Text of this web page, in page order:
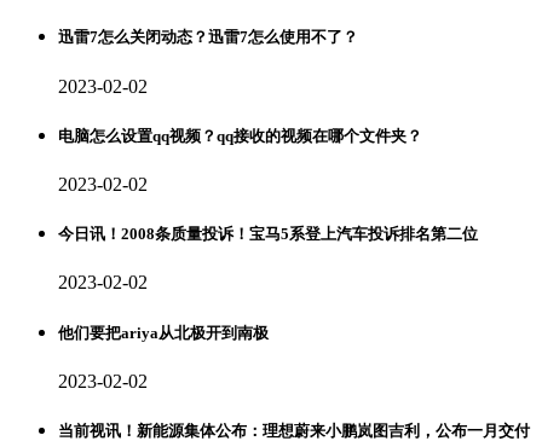
迅雷7怎么关闭动态？迅雷7怎么使用不了？
2023-02-02
电脑怎么设置qq视频？qq接收的视频在哪个文件夹？
2023-02-02
今日讯！2008条质量投诉！宝马5系登上汽车投诉排名第二位
2023-02-02
他们要把ariya从北极开到南极
2023-02-02
当前视讯！新能源集体公布：理想蔚来小鹏岚图吉利，公布一月交付